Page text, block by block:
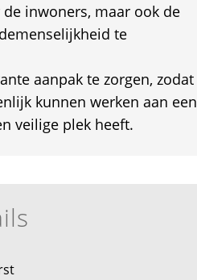
inwoners, maar ook de
te
aanpak te zorgen, zodat
kunnen werken aan een
veilige plek heeft.